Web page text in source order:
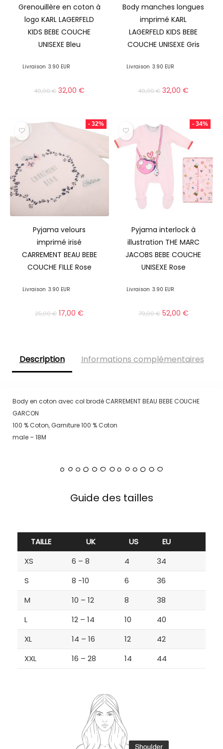
Grenouillère en coton à
logo KARL LAGERFELD
KIDS BEBE COUCHE
UNISEXE Bleu
Livraison 3.90 EUR
49,00€ 32,00€
Body manches longues
imprimé KARL
LAGERFELD KIDS BEBE
COUCHE UNISEXE Gris
Livraison 3.90 EUR
49,00€ 32,00€
- 32%
Pyjama velours
imprimé irisé
CARREMENT BEAU BEBE
COUCHE FILLE Rose
Livraison 3.90 EUR
25,00€ 17,00€
- 34%
Pyjama interlock à
illustration THE MARC
JACOBS BEBE COUCHE
UNISEXE Rose
Livraison 3.90 EUR
79,00€ 52,00 €
Description Informations complémentaires
Body en coton avec col brodé CARREMENT BEAU BEBE COUCHE
GARCON
100 % Coton, Garniture 100 % Coton
male – 18M
Guide des tailles
TAILLE UK US
EU
XS
6 – 8 4
34
S
8 -10 6
36
M
10 – 12 8
38
L
12 – 14 10
40
XL
14 – 16 12
42
XXL
16 – 28 14 44